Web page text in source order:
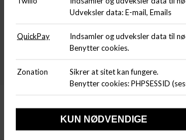
BAINE NOPA TEE
DKK 399,00